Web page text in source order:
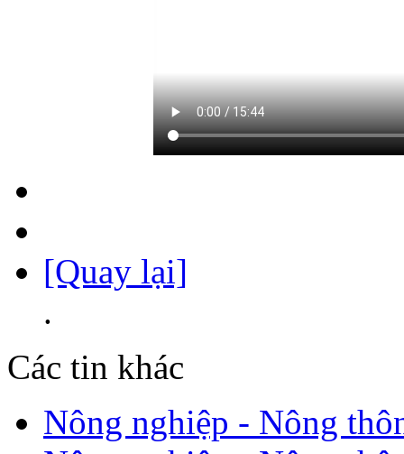
[Quay lại]
.
Các tin khác
Nông nghiệp - Nông